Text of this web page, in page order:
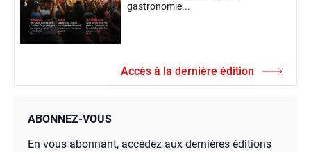
gastronomie...
Accès à la dernière édition
ABONNEZ-VOUS
En vous abonnant, accédez aux dernières éditions